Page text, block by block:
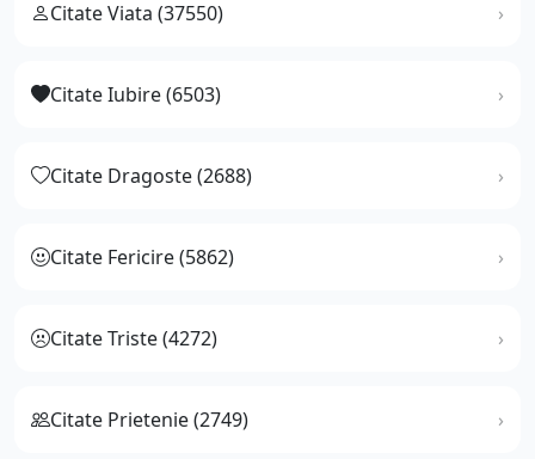
Citate Viata (37550)
Citate Iubire (6503)
Citate Dragoste (2688)
Citate Fericire (5862)
Citate Triste (4272)
Citate Prietenie (2749)